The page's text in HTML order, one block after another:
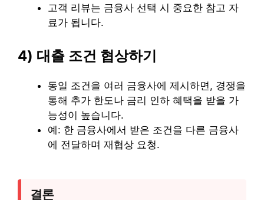
고객 리뷰는 금융사 선택 시 중요한 참고 자
료가 됩니다.
4) 대출 조건 협상하기
동일 조건을 여러 금융사에 제시하면, 경쟁을
통해 추가 한도나 금리 인하 혜택을 받을 가
능성이 높습니다.
예: 한 금융사에서 받은 조건을 다른 금융사
에 전달하며 재협상 요청.
결론